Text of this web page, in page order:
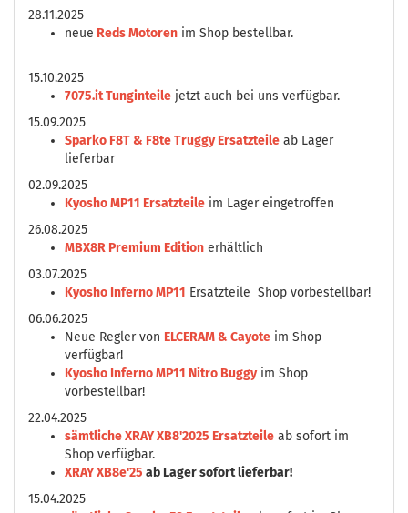
28.11.2025
neue Reds Motoren im Shop bestellbar.
15.10.2025
7075.it Tunginteile jetzt auch bei uns verfügbar.
15.09.2025
Sparko F8T & F8te Truggy Ersatzteile ab Lager
lieferbar
02.09.2025
Kyosho MP11 Ersatzteile im Lager eingetroffen
26.08.2025
MBX8R Premium Edition erhältlich
03.07.2025
Kyosho Inferno MP11 Ersatzteile Shop vorbestellbar!
06.06.2025
Neue Regler von ELCERAM & Cayote im Shop
verfügbar!
Kyosho Inferno MP11 Nitro Buggyim Shop
vorbestellbar!
22.04.2025
sämtliche XRAY XB8'2025 Ersatzteile ab sofort im
Shop verfügbar.
XRAY XB8e'25 ab Lager sofort lieferbar!
15.04.2025